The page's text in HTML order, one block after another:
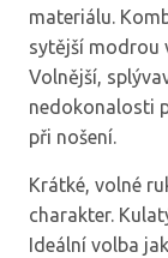
materiálu.
sytější modrou
Volnější,
nedokonalosti
při nošení.
Krátké, volné
charakter.
Ideální volba